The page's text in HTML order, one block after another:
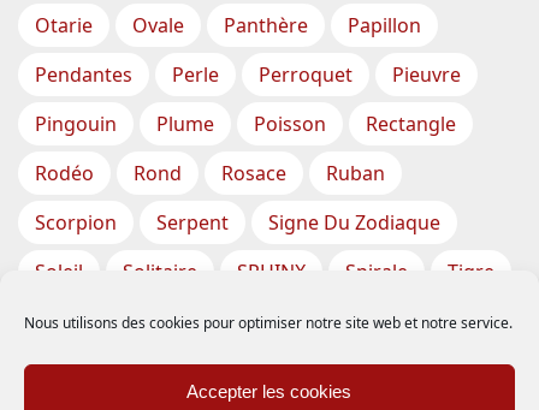
Nous utilisons des cookies pour optimiser notre site web et notre service.
Accepter les cookies
Otarie
Ovale Panthère
Papillon
Pendantes
Perle Perroquet
Pieuvre
Pingouin
Plume Poisson
Rectangle
Rodéo
Rond Rosace
Ruban
Scorpion
Serpent
Signe Du Zodiaque
Soleil
Solitaire SPHINX Spirale
Tigre
Torsade
Tortue Train
Tresse
Triangle
Trèfle Tête Vase
Étoile